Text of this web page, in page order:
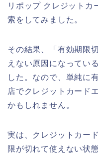
リポップ クレジット
索をしてみました。
その結果、「有効期限
えない原因になってい
した。なので、単純に
店でクレジットカード
かもしれません。
実は、クレジットカー
限が切れて使えない状